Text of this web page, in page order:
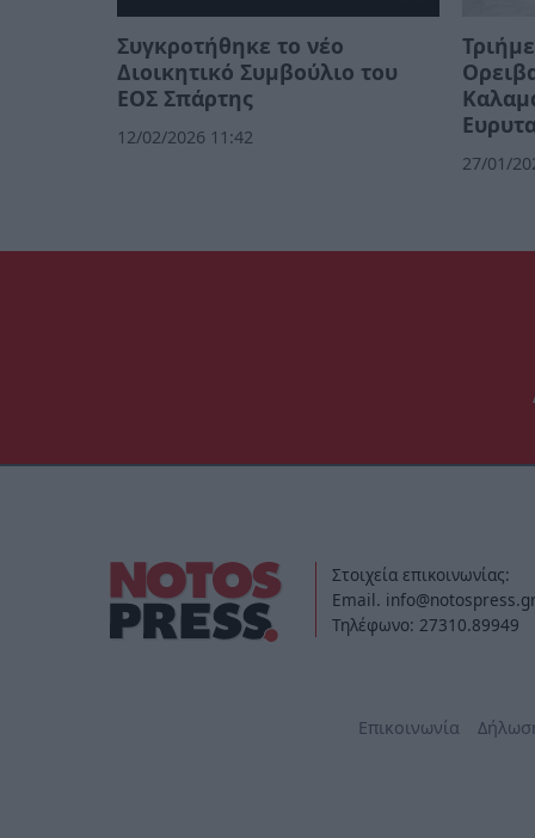
Συγκροτήθηκε το νέο
Διοικητικό Συμβούλιο του
ΕΟΣ Σπάρτης
12/02/2026 11:42
27/01/
Στοιχεία επικοινωνίας:
Email. info@notospress.gr
Τηλέφωνο: 27310.89949
Επικοινωνία